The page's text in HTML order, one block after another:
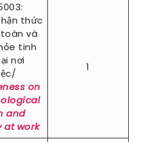
thức
và
tinh
nơi
on
and
at work
1